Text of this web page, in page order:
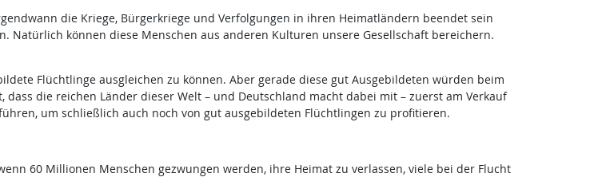
die Kriege, Bürgerkriege und Verfolgungen in ihren Heimatländern beendet sein
können diese Menschen aus anderen Kulturen unsere Gesellschaft bereichern.
Flüchtlinge ausgleichen zu können. Aber gerade diese gut Ausgebildeten würden beim
die reichen Länder dieser Welt – und Deutschland macht dabei mit – zuerst am Verkauf
um schließlich auch noch von gut ausgebildeten Flüchtlingen zu profitieren.
60 Millionen Menschen gezwungen werden, ihre Heimat zu verlassen, viele bei der Flucht